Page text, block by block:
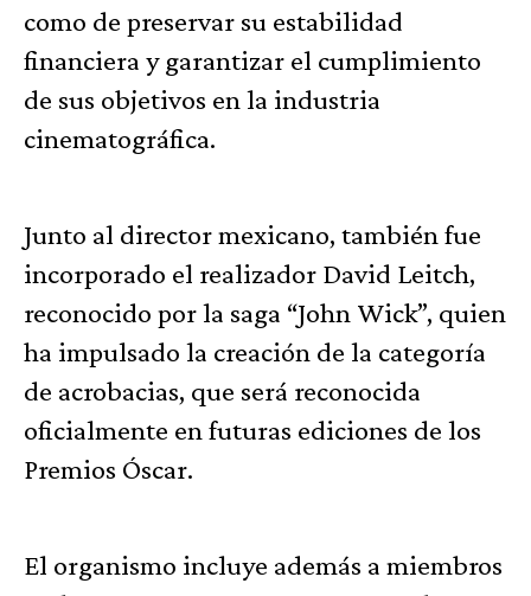
como de preservar su estabilidad
financiera y garantizar el cumplimiento
de sus objetivos en la industria
cinematográfica.
Junto al director mexicano, también fue
incorporado el realizador David Leitch,
reconocido por la saga “John Wick”, quien
ha impulsado la creación de la categoría
de acrobacias, que será reconocida
oficialmente en futuras ediciones de los
Premios Óscar.
El organismo incluye además a miembros